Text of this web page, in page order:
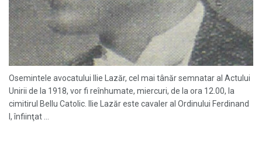
Osemintele avocatului Ilie Lazăr, cel mai tânăr semnatar al Actului
Unirii de la 1918, vor fi reînhumate, miercuri, de la ora 12.00, la
cimitirul Bellu Catolic. Ilie Lazăr este cavaler al Ordinului Ferdinand
I, înfiinţat ...